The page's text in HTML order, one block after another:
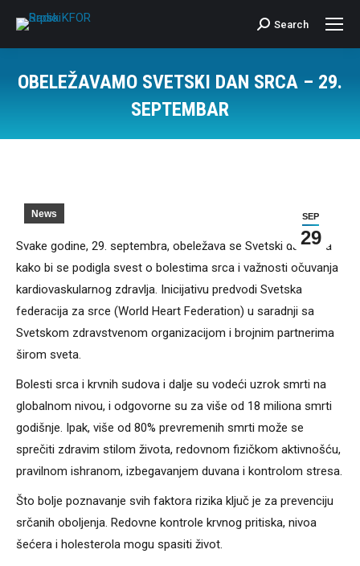
Search:
Search
OBELEŽAVAMO SVETSKI DAN SRCA – 29.
SEPTEMBAR
SEP
29
News
Svake godine, 29. septembra, obeležava se Svetski dan srca
kako bi se podigla svest o bolestima srca i važnosti očuvanja
kardiovaskularnog zdravlja. Inicijativu predvodi Svetska
federacija za srce (World Heart Federation) u saradnji sa
Svetskom zdravstvenom organizacijom i brojnim partnerima
širom sveta.
Bolesti srca i krvnih sudova i dalje su vodeći uzrok smrti na
globalnom nivou, i odgovorne su za više od 18 miliona smrti
godišnje. Ipak, više od 80% prevremenih smrti može se
sprečiti zdravim stilom života, redovnom fizičkom aktivnošću,
pravilnom ishranom, izbegavanjem duvana i kontrolom stresa.
Što bolje poznavanje svih faktora rizika ključ je za prevenciju
srčanih oboljenja. Redovne kontrole krvnog pritiska, nivoa
šećera i holesterola mogu spasiti život.